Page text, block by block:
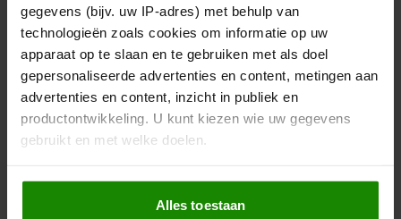
gegevens (bijv. uw IP-adres) met behulp van
technologieën zoals cookies om informatie op uw
apparaat op te slaan en te gebruiken met als doel
gepersonaliseerde advertenties en content, metingen aan
advertenties en content, inzicht in publiek en
productontwikkeling. U kunt kiezen wie uw gegevens
gebruikt en met welke doelen.
Als u het toestaat, willen we ook graag:
Informatie verzamelen over uw geografische
Alles toestaan